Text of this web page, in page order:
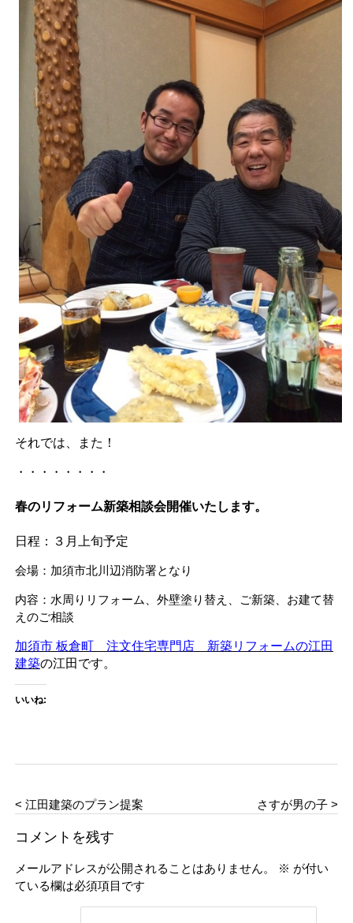
それでは、また！
・・・・・・・・
春のリフォーム新築相談会開催いたします。
日程：３月上旬予定
会場：加須市北川辺消防署となり
内容：水周りリフォーム、外壁塗り替え、ご新築、お建て替
えのご相談
加須市 板倉町 注文住宅専門店 新築リフォームの江田
建築の江田です。
いいね:
< 江田建築のプラン提案 さすが男の子 >
コメントを残す
メールアドレスが公開されることはありません。 ※ が付い
ている欄は必須項目です